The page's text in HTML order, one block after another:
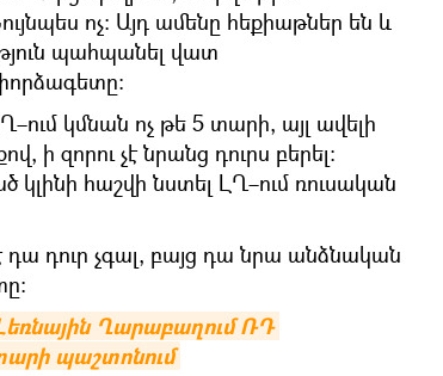
ոչ։ Այդ ամենը հեքիաթներ են և
պահպանել վատ
կմնան ոչ թե 5 տարի, այլ ավելի
ի զորու չէ նրանց դուրս բերել։
հաշվի նստել ԼՂ–ում ռուսական
դա դուր չգալ, բայց դա նրա անձնական
Ղարաբաղում ՌԴ
պաշտոնում